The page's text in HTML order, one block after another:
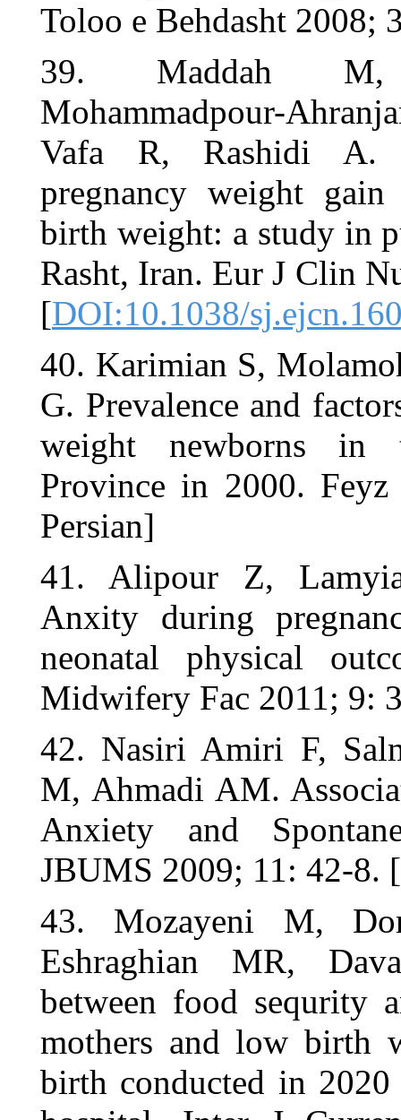
Toloo e
39.
Vafa R,
birth
Rasht,
[
40.
G.
weight
Province
41.
Anxity
neonatal
Midwifery
42. Nasiri
M, Ahmadi
Anxiety
JBUMS
43.
between
mothers
birth